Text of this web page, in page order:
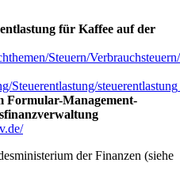
für Kaffee auf der
Steuern/
Steuerentlastung/
Formular-Management-
der Finanzen (siehe